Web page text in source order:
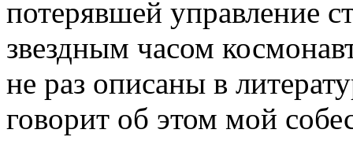
потерявшей управление
звездным часом
не раз описаны в
говорит об этом мой